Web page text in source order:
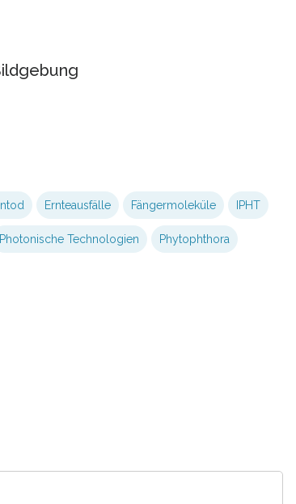
Ernteausfälle Fängermoleküle IPHT
Photonische Technologien Phytophthora